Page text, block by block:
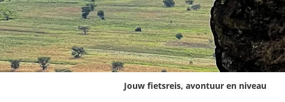
Jouw fietsreis, avontuur en niveau